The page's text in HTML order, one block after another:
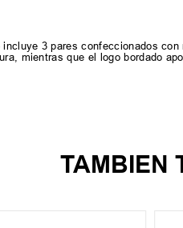
3 pares confeccionados
mientras que el logo bordado
TAMBIEN